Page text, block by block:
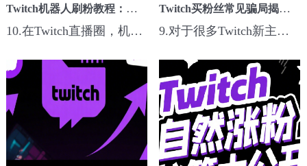
Twitch机器人刷粉教程：详细操作与效果评估
10.在Twitch直播圈，机器人刷粉/刷观众/挂掉宝早就不是什么新鲜事。很多主播为了冲掉宝人数、人气榜、提升观众数，都会用到观众机器人辅助。本篇就来教你Twitch机器人刷粉、挂观众号、刷弹幕的详细操作方法、效果评估，以及安全注意事项。📌 一、Twitch机器人刷粉的工作原理机器人刷粉就是通过程序模拟大量账号登录Twitch，...
Twitch买粉丝常见骗局揭秘：教你如何避开陷阱
9.对于很多Twitch新主播来说，买粉丝、观众人气是常见的起步手段，但市面上充斥着各种骗局、低质僵尸粉和黑号服务，不少人一不小心就被坑钱，甚至账号被封。本篇教你常见骗局类型+避坑技巧+靠谱购买渠道判断方法，保住钱、保住号！📌 一、Twitch买粉丝常见骗局类型骗局类型特征危害僵尸粉刷量骗局超低价，几分钟上千粉，粉...